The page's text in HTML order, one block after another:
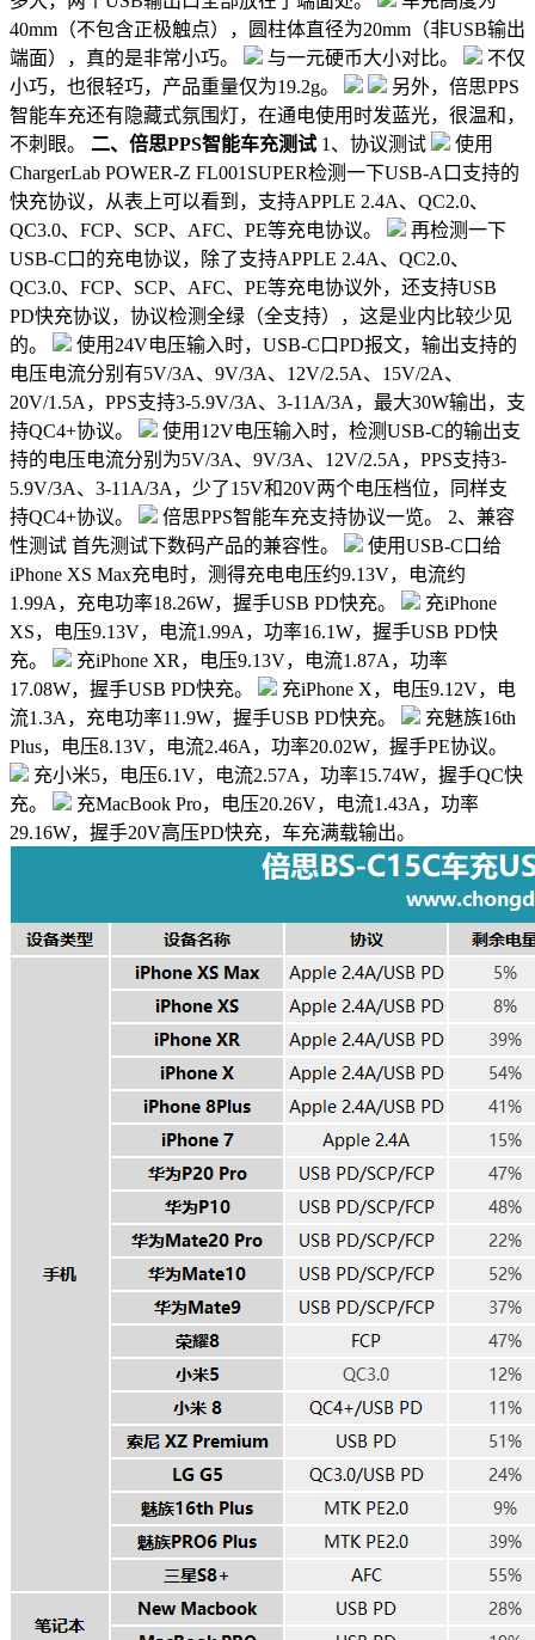
40mm（不包含正极触点），圆柱体直径为20mm（非USB输出
端面），真的是非常小巧。
与一元硬币大小对比。
不仅
小巧，也很轻巧，产品重量仅为19.2g。
另外，倍思PPS
智能车充还有隐藏式氛围灯，在通电使用时发蓝光，很温和，
不刺眼。 二、倍思PPS智能车充测试 1、协议测试
使用
ChargerLab POWER-Z FL001SUPER检测一下USB-A口支持的
快充协议，从表上可以看到，支持APPLE 2.4A、QC2.0、
QC3.0、FCP、SCP、AFC、PE等充电协议。
再检测一下
USB-C口的充电协议，除了支持APPLE 2.4A、QC2.0、
QC3.0、FCP、SCP、AFC、PE等充电协议外，还支持USB
PD快充协议，协议检测全绿（全支持），这是业内比较少见
的。
使用24V电压输入时，USB-C口PD报文，输出支持的
电压电流分别有5V/3A、9V/3A、12V/2.5A、15V/2A、
20V/1.5A，PPS支持3-5.9V/3A、3-11A/3A，最大30W输出，支
持QC4+协议。
使用12V电压输入时，检测USB-C的输出支
持的电压电流分别为5V/3A、9V/3A、12V/2.5A，PPS支持3-
5.9V/3A、3-11A/3A，少了15V和20V两个电压档位，同样支
持QC4+协议。
倍思PPS智能车充支持协议一览。 2、兼容
性测试 首先测试下数码产品的兼容性。
使用USB-C口给
iPhone XS Max充电时，测得充电电压约9.13V，电流约
1.99A，充电功率18.26W，握手USB PD快充。
充iPhone
XS，电压9.13V，电流1.99A，功率16.1W，握手USB PD快
充。
充iPhone XR，电压9.13V，电流1.87A，功率
17.08W，握手USB PD快充。
充iPhone X，电压9.12V，电
流1.3A，充电功率11.9W，握手USB PD快充。
充魅族16th
Plus，电压8.13V，电流2.46A，功率20.02W，握手PE协议。
充小米5，电压6.1V，电流2.57A，功率15.74W，握手QC快
充。
充MacBook Pro，电压20.26V，电流1.43A，功率
29.16W，握手20V高压PD快充，车充满载输出。